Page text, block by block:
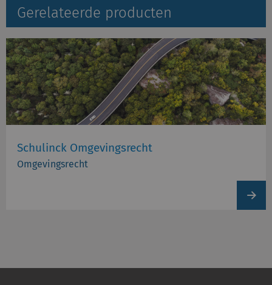
Gerelateerde producten
Schulinck Omgevingsrecht
Omgevingsrecht